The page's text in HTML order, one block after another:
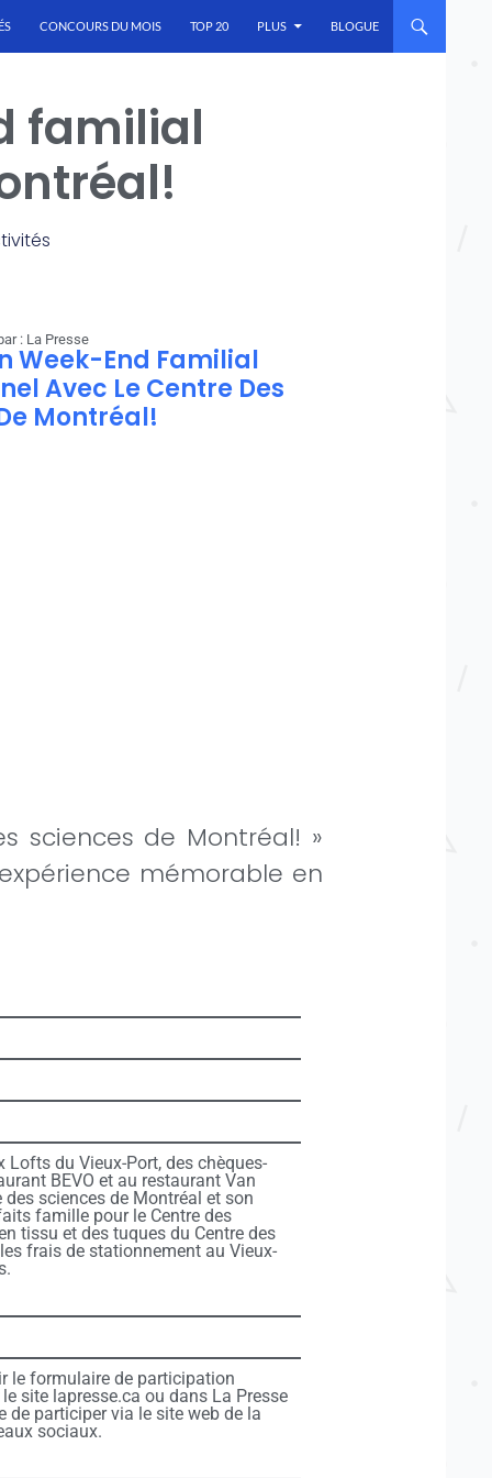
CONCOURS DU MOIS TOP 20 PLUS BLOGUE
familial
: La Presse
Week-End Familial
Avec Le Centre Des
Montréal!
sciences de Montréal! »
mémorable en
du Vieux-Port, des chèques-
BEVO et au restaurant Van
sciences de Montréal et son
famille pour le Centre des
tissu et des tuques du Centre des
frais de stationnement au Vieux-
le formulaire de participation
site lapresse.ca ou dans La Presse
de participer via le site web de la
sociaux.